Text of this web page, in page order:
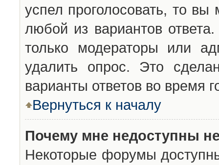
успел проголосовать, то вы
любой из вариантов
только модераторы или
удалить опрос. Это
варианты ответов во время
Вернуться к началу
Почему мне недоступны
Некоторые форумы